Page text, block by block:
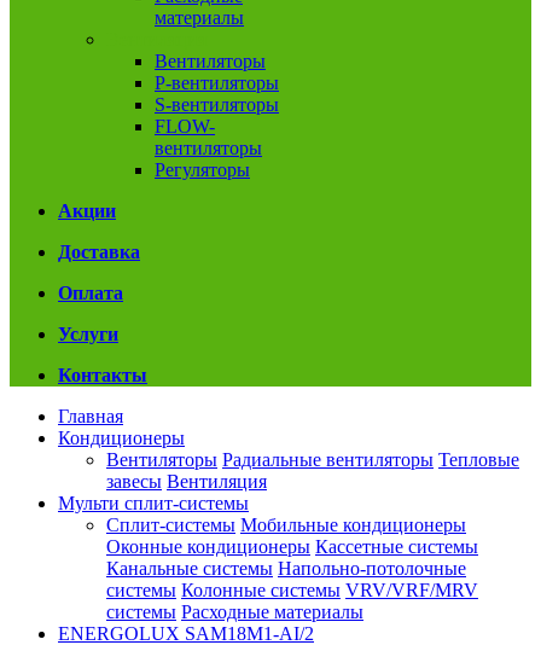
материалы
Вентиляторы
P-вентиляторы
S-вентиляторы
FLOW-
вентиляторы
Регуляторы
Акции
Доставка
Оплата
Услуги
Контакты
Главная
Кондиционеры
Вентиляторы Радиальные вентиляторы Тепловые
завесы Вентиляция
Мульти сплит-системы
Сплит-системы Мобильные кондиционеры
Оконные кондиционеры Кассетные системы
Канальные системы Напольно-потолочные
системы Колонные системы VRV/VRF/MRV
системы Расходные материалы
ENERGOLUX SAM18M1-AI/2